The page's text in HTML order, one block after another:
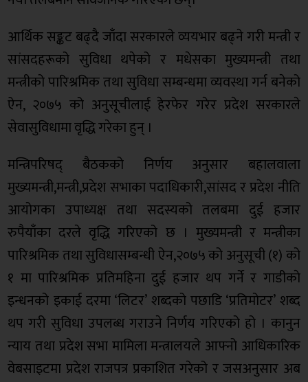
आर्थिक सङ्कट बढ्दै जाँदा सरकारले व्ययभार बढ्ने गरी मन्त्री र
सांसदहरूको सुविधा थपेको र मधेसका मुख्यमन्त्री तथा
मन्त्रीको पारिश्रमिक तथा सुविधा सम्बन्धमा व्यवस्था गर्न बनेको
ऐन, २०७५ को अनुसूचीलाई हेरफेर गरेर प्रदेश सरकारले
सेवासुविधामा वृद्धि गरेका हुन् ।
मन्त्रिपरिषद् बैठकको निर्णय अनुसार बहालवाला
मुख्यमन्त्री,मन्त्री,प्रदेश सभाका पदाधिकारी,सांसद र प्रदेश नीति
आयोगका उपाध्यक्ष तथा सदस्यको तलबमा दुई हजार
रुपैयाँका दरले वृद्धि गरिएको छ । मुख्यमन्त्री र मन्त्रीका
पारिश्रमिक तथा सुविधासम्बन्धी ऐन,२०७५ को अनुसूची (१) को
१ मा पारिश्रमिक प्रतिमहिना दुई हजार थप गर्ने र गाडीकाे
इन्धनको इकाई दरमा ‘लिटर’ शब्दको पछाडि ‘प्रतिमोटर’ शब्द
थप गरी सुविधा उपलब्ध गराउने निर्णय गरिएको हो । कानुन
न्याय तथा प्रदेश सभा मामिला मन्त्रालयले आफ्नो आधिकारिक
वेबसाइटमा प्रदेश राजपत्र प्रकाशित गरेको र जसअनुसार अब